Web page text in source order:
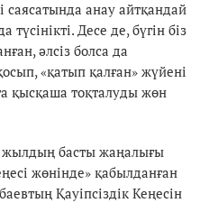
анау айтқандай
Десе де, бүгін біз
әлсіз болса да
«қатып қалған» жүйені
қысқаша тоқталуды жөн
жылдың басты жаңалығы
жөнінде» қабылданған
Қауіпсіздік Кеңесін